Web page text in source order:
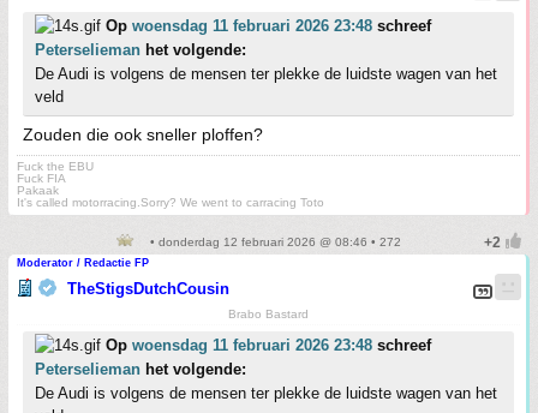
Op woensdag 11 februari 2026 23:48 schreef
Peterselieman het volgende:
De Audi is volgens de mensen ter plekke de luidste wagen van het
veld
Zouden die ook sneller ploffen?
Fuck the EBU
Fuck FIA
Pakaak
It's called motorracing.Sorry? We went to carracing Toto
• donderdag 12 februari 2026 @ 08:46 • 272
Moderator / Redactie FP
TheStigsDutchCousin
Brabo Bastard
Op woensdag 11 februari 2026 23:48 schreef
Peterselieman het volgende:
De Audi is volgens de mensen ter plekke de luidste wagen van het